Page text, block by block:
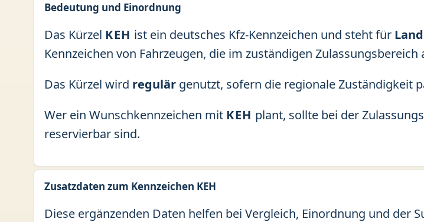
Bedeutung und Einordnung
Das Kürzel KEH ist ein deutsches Kfz-Kennzeichen und steht für
Kennzeichen von Fahrzeugen, die im zuständigen
Das Kürzel wird regulär genutzt, sofern die regionale Zuständigkeit
Wer ein Wunschkennzeichen mit KEH plant, sollte bei der
reservierbar sind.
Zusatzdaten zum Kennzeichen KEH
Diese ergänzenden Daten helfen bei Vergleich, Einordnung und der